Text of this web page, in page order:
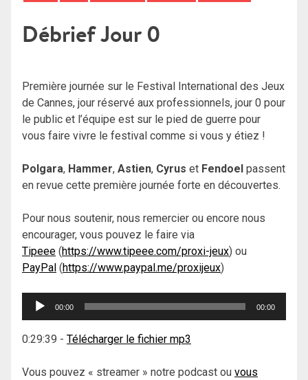
Débrief Jour 0
Première journée sur le Festival International des Jeux
de Cannes, jour réservé aux professionnels, jour 0 pour
le public et l’équipe est sur le pied de guerre pour
vous faire vivre le festival comme si vous y étiez !
Polgara, Hammer, Astien, Cyrus et Fendoel passent
en revue cette première journée forte en découvertes.
Pour nous soutenir, nous remercier ou encore nous
encourager, vous pouvez le faire via
Tipeee (https://www.tipeee.com/proxi-jeux) ou
PayPal (https://www.paypal.me/proxijeux)
Lecteur
00:00 00:00
0:29:39 - Télécharger le fichier mp3
Vous pouvez « streamer » notre podcast ou vous